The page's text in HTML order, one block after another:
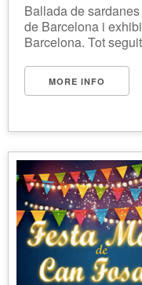
Ballada de
de Barcelona i
Barcelona. Tot
MORE INFO